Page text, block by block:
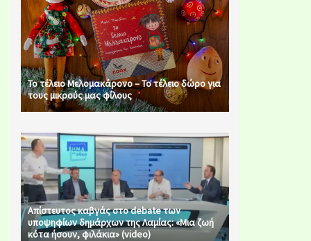
Το τέλειο Μελομακάρονο – Το τέλειο δώρο για
τους μικρούς μας φίλους
Απίστευτος καβγάς στο debate των
υποψηφίων δημάρχων της Λαμίας: «Μια ζωή
κότα ήσουν, φιλάκια» (video)